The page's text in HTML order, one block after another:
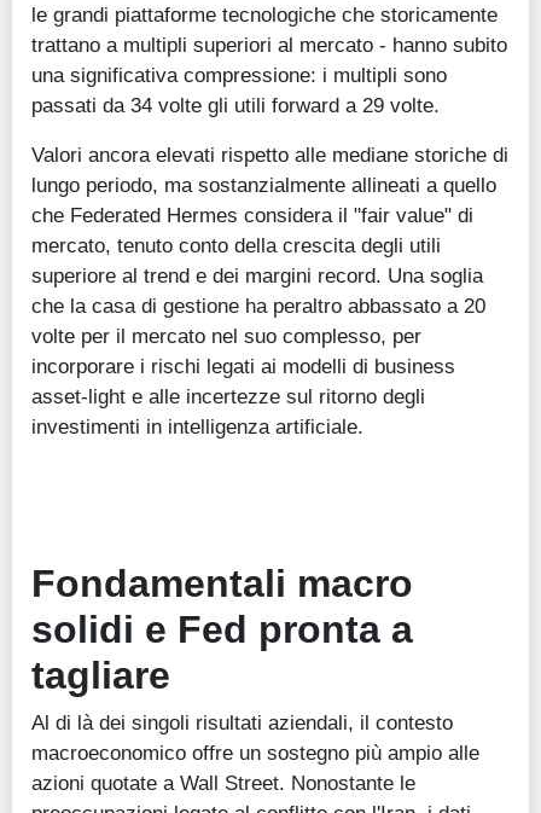
le grandi piattaforme tecnologiche che storicamente
trattano a multipli superiori al mercato - hanno subito
una significativa compressione: i multipli sono
passati da 34 volte gli utili forward a 29 volte.
Valori ancora elevati rispetto alle mediane storiche di
lungo periodo, ma sostanzialmente allineati a quello
che Federated Hermes considera il "fair value" di
mercato, tenuto conto della crescita degli utili
superiore al trend e dei margini record. Una soglia
che la casa di gestione ha peraltro abbassato a 20
volte per il mercato nel suo complesso, per
incorporare i rischi legati ai modelli di business
asset-light e alle incertezze sul ritorno degli
investimenti in intelligenza artificiale.
Fondamentali macro
solidi e Fed pronta a
tagliare
Al di là dei singoli risultati aziendali, il contesto
macroeconomico offre un sostegno più ampio alle
azioni quotate a Wall Street. Nonostante le